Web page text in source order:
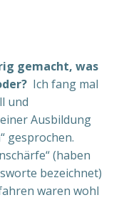
gemacht, was
Ich fang mal
und
Ausbildung
gesprochen.
(haben
bezeichnet)
waren wohl